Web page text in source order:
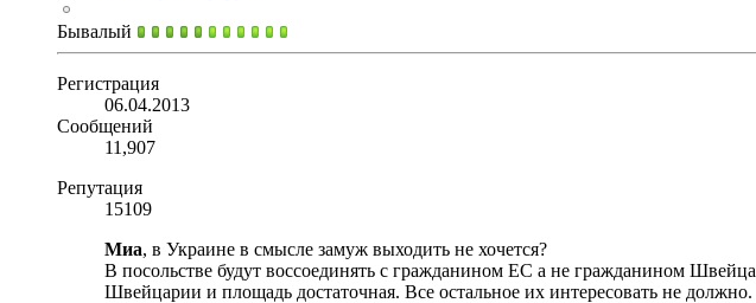
Бывалый
Регистрация
06.04.2013
Сообщений
11,907
Репутация
15109
Миа, в Украине в смысле замуж выходить не хочется?
В посольстве будут воссоединять с гражданином ЕС а не гражданином
Швейцарии и площадь достаточная. Все остальное их интересовать не должно.